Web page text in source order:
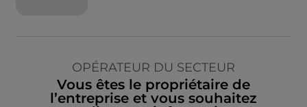
OPÉRATEUR DU SECTEUR
Vous êtes le propriétaire de
l’entreprise et vous souhaitez